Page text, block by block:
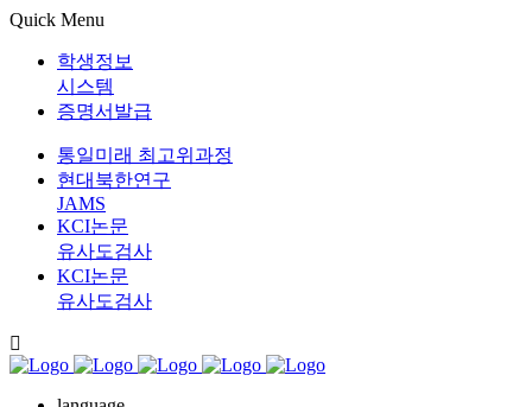
Quick Menu
학생정보
시스템
증명서발급
통일미래 최고위과정
현대북한연구
JAMS
KCI논문
유사도검사
KCI논문
유사도검사